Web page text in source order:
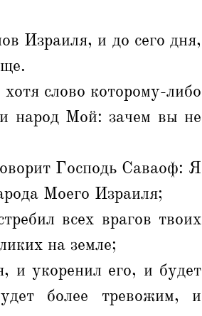
Израиля, и до сего дня,
слово которому-либо
народ Мой: зачем вы не
Господь Саваоф: Я
Моего Израиля;
всех врагов твоих
на земле;
и укоренил его, и будет
более тревожим, и